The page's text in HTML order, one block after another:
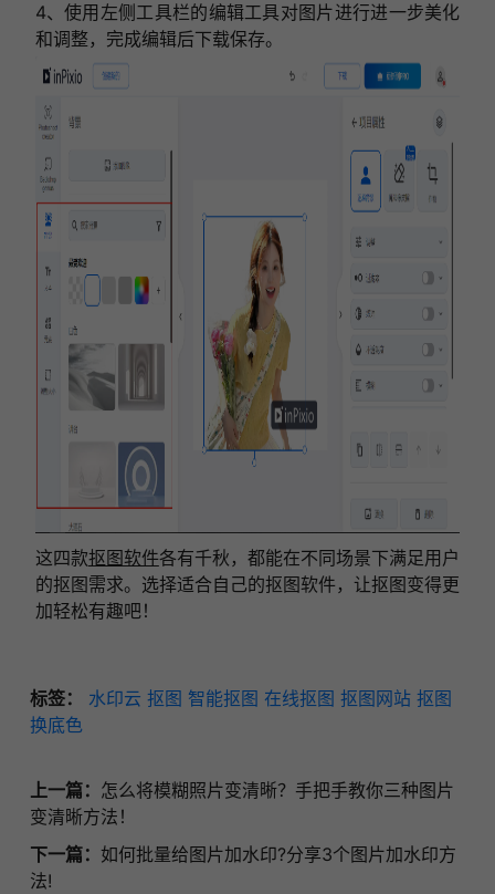
4、使用左侧工具栏的编辑工具对图片进行进一步美化
和调整，完成编辑后下载保存。
这四款抠图软件各有千秋，都能在不同场景下满足用户
的抠图需求。选择适合自己的抠图软件，让抠图变得更
加轻松有趣吧！
标签： 水印云 抠图 智能抠图 在线抠图 抠图网站 抠图
换底色
上一篇： 怎么将模糊照片变清晰？手把手教你三种图片
变清晰方法！
下一篇： 如何批量给图片加水印?分享3个图片加水印方
法!